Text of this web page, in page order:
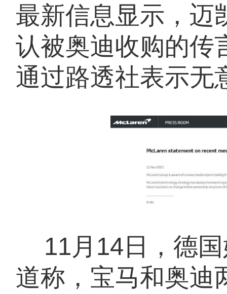
最新信息显示，迈
认被奥迪收购的传
通过路透社表示无
11月14日，德
道称，宝马和奥迪